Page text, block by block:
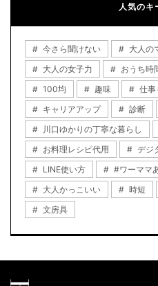
人気のキ
今さら聞けない 大人の
大人の女子力
おうち時
100均
趣味 仕事
キャリアアップ
診断
川口ゆかりの丁寧な暮らし
お料理レシピ代用
デジ
LINE使い方
#ワーママ
大人かっこいい
時短
文房具